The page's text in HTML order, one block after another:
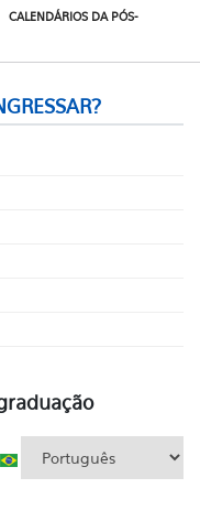
CALENDÁRIOS DA PÓS-